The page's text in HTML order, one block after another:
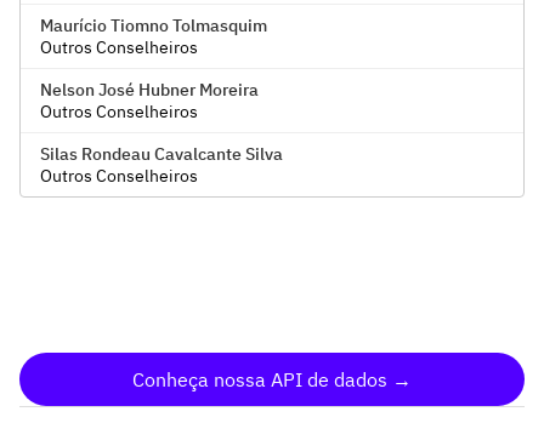
Maurício Tiomno Tolmasquim
Outros Conselheiros
Nelson José Hubner Moreira
Outros Conselheiros
Silas Rondeau Cavalcante Silva
Outros Conselheiros
Conheça nossa API de dados →